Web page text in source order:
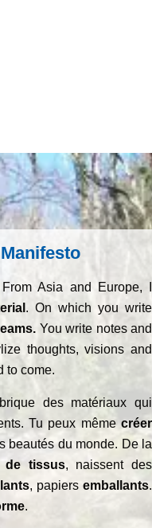
Asia and Europe, I
. On which you write
You write notes and
thoughts, visions and
to come.
des matériaux qui
Tu peux même créer
beautés du monde. De la
de tissus, naissent des
, papiersemballants.
.